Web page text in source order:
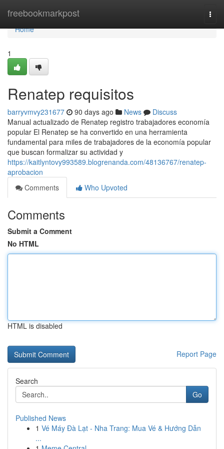
freebookmarkpost
Home
Home
1
Renatep requisitos
barryvmvy231677 90 days ago News
Discuss
Manual actualizado de Renatep registro trabajadores economía
popular El Renatep se ha convertido en una herramienta
fundamental para miles de trabajadores de la economía popular
que buscan formalizar su actividad y
https://kaitlyntovy993589.blogrenanda.com/48136767/renatep-
aprobacion
Comments
Who Upvoted
Comments
Submit a Comment
No HTML
HTML is disabled
Report Page
Search
Go
Published News
1 Vé Máy Đà Lạt - Nha Trang: Mua Vé & Hướng Dẫn
...